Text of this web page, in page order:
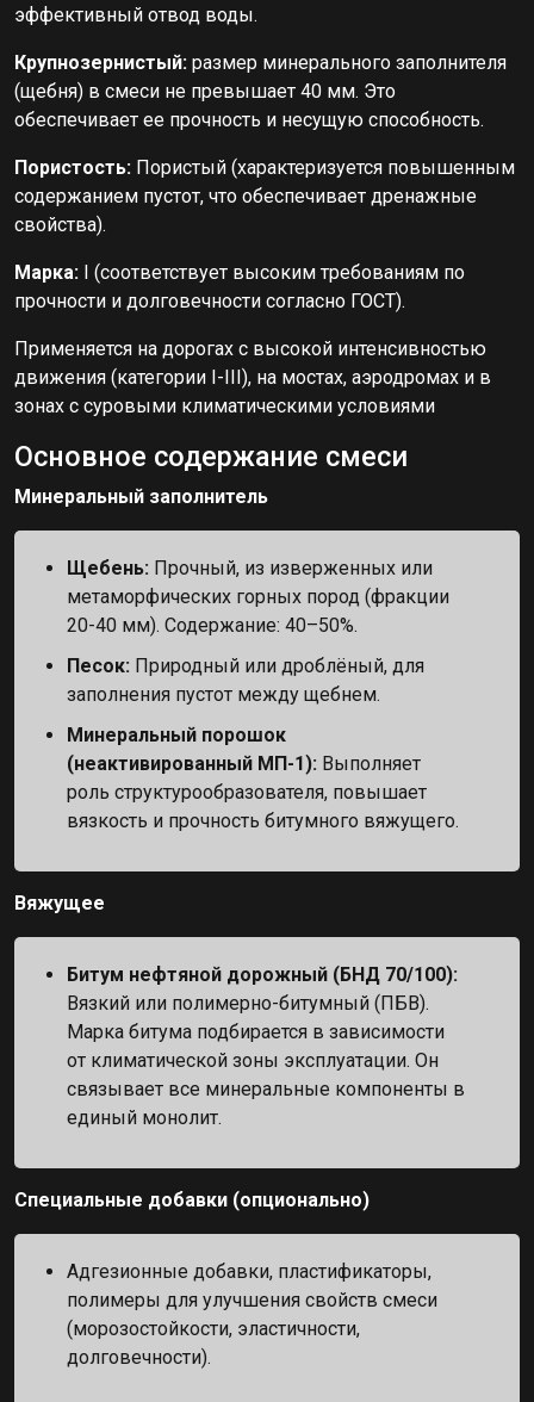
эффективный отвод воды.
Крупнозернистый: размер минерального заполнителя
(щебня) в смеси не превышает 40 мм. Это
обеспечивает ее прочность и несущую способность.
Пористость: Пористый (характеризуется повышенным
содержанием пустот, что обеспечивает дренажные
свойства).
Марка: I (соответствует высоким требованиям по
прочности и долговечности согласно ГОСТ).
Применяется на дорогах с высокой интенсивностью
движения (категории I-III), на мостах, аэродромах и в
зонах с суровыми климатическими условиями
Основное содержание смеси
Минеральный заполнитель
Щебень: Прочный, из изверженных или
метаморфических горных пород (фракции
20-40 мм). Содержание: 40–50%.
Песок: Природный или дроблёный, для
заполнения пустот между щебнем.
Минеральный порошок
(неактивированный МП-1): Выполняет
роль структурообразователя, повышает
вязкость и прочность битумного вяжущего.
Вяжущее
Битум нефтяной дорожный (БНД 70/100):
Вязкий или полимерно-битумный (ПБВ).
Марка битума подбирается в зависимости
от климатической зоны эксплуатации. Он
связывает все минеральные компоненты в
единый монолит.
Специальные добавки (опционально)
Адгезионные добавки, пластификаторы,
полимеры для улучшения свойств смеси
(морозостойкости, эластичности,
долговечности).